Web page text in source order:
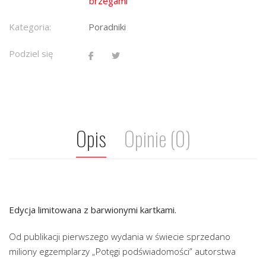
Kategoria: Poradniki
Podziel się
Opis Opinie (0)
Edycja limitowana z barwionymi kartkami.
Od publikacji pierwszego wydania w świecie sprzedano
miliony egzemplarzy „Potęgi podświadomości” autorstwa